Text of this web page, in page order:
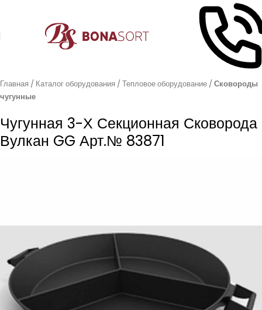
Главная Каталог оборудования Тепловое оборудование
Сковороды
чугунные
Чугунная 3-Х Секционная Сковорода
Вулкан GG Арт.№ 83871